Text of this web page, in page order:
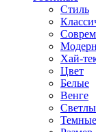
Стиль
Модерн
Хай-
Цвет
Белые
Венге
Темные